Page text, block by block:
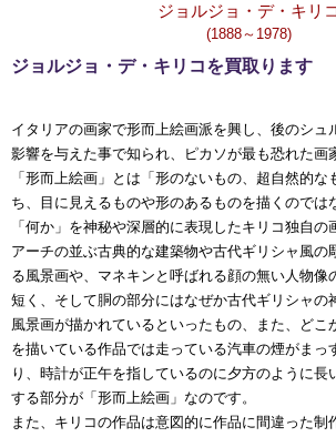
ジョルジョ・デ・キリコ
(1888～1978)
ジョルジョ・デ・キリコを買取ります
イタリアの画家で形而上絵画派を興し、後のシュ
影響を与えた事で知られ、ピカソが最も恐れた画
「形而上絵画」とは「形のないもの、超自然的
ち、目に見えるものや形のあるものを描くのでは
「何か」を神秘や深層的に表現したキリコ独自の
アーチの並ぶ古典的な建築物や古代ギリシャ風の
る風景画や、マネキンと呼ばれる顔の無い人物像
短く、そして胴の部分にはなぜか古代ギリシャの
風景画が描かれているといったもの、また、どこ
を描いている作品では走っている汽車の煙がまっ
り、時計が正午を指しているのに夕方のように長
する部分が「形而上絵画」なのです。
また、キリコの作品は意図的に作品に間違った制